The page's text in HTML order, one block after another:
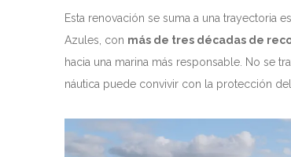
Esta renovación se suma a una trayectoria
Azules, con más de tres décadas de
hacia una marina más responsable. No se
náutica puede convivir con la protección